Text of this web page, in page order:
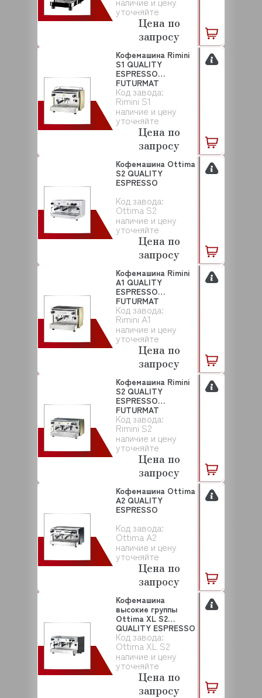
уточняйте
Цена по
запросу
Код завода:
Rimini S1
наличие и цену
уточняйте
Кофемашина Rimini
S1 QUALITY
ESPRESSO
FUTURMAT
Цена по
запросу
Код завода:
Ottima S2
наличие и цену
уточняйте
Кофемашина Ottima
S2 QUALITY
ESPRESSO
Цена по
запросу
Код завода:
Rimini А1
наличие и цену
уточняйте
Кофемашина Rimini
А1 QUALITY
ESPRESSO
FUTURMAT
Цена по
запросу
Код завода:
Rimini S2
наличие и цену
уточняйте
Кофемашина Rimini
S2 QUALITY
ESPRESSO
FUTURMAT
Цена по
запросу
Код завода:
Ottima A2
наличие и цену
уточняйте
Кофемашина Ottima
A2 QUALITY
ESPRESSO
Цена по
запросу
Код завода:
Ottima XL S2
наличие и цену
уточняйте
Кофемашина
высокие группы
Ottima XL S2
QUALITY ESPRESSO
Цена по
запросу